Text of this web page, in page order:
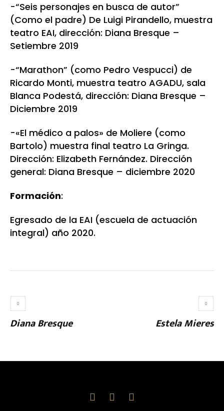
-“Seis personajes en busca de autor”
(Como el padre) De Luigi Pirandello, muestra
teatro EAI, dirección: Diana Bresque –
Setiembre 2019
-“Marathon” (como Pedro Vespucci) de
Ricardo Monti, muestra teatro AGADU, sala
Blanca Podestá, dirección: Diana Bresque –
Diciembre 2019
-«El médico a palos» de Moliere (como
Bartolo) muestra final teatro La Gringa.
Dirección: Elizabeth Fernández. Dirección
general: Diana Bresque – diciembre 2020
Formación:
Egresado de la EAI (escuela de actuación
integral) año 2020.
Diana Bresque Estela Mieres